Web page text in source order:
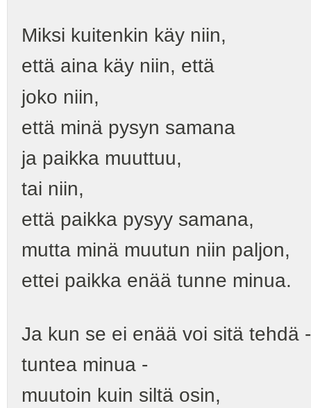
Miksi kuitenkin käy niin,
että aina käy niin, että
joko niin,
että minä pysyn samana
ja paikka muuttuu,
tai niin,
että paikka pysyy samana,
mutta minä muutun niin paljon,
ettei paikka enää tunne minua.
Ja kun se ei enää voi sitä tehdä -
tuntea minua -
muutoin kuin siltä osin,